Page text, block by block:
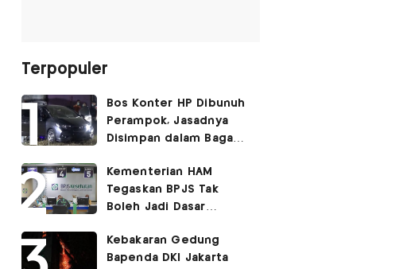
Terpopuler
Bos Konter HP Dibunuh
Perampok, Jasadnya
Disimpan dalam Bagasi
Kementerian HAM
Tegaskan BPJS Tak
Boleh Jadi Dasar
Layanan Kesehatan
Kebakaran Gedung
Bapenda DKI Jakarta